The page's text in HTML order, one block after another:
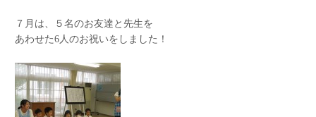
７月は、５名のお友達と先生を
あわせた6人のお祝いをしました！